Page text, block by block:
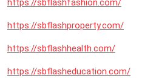
https://sbflashfashion.com/
https://sbflashproperty.com/
https://sbflashhealth.com/
https://sbflasheducation.com/